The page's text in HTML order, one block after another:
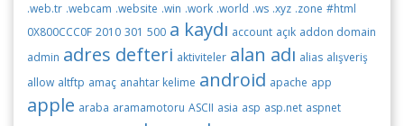
.web.tr .webcam .website .win .work .world .ws .xyz .zone #html
0X800CCC0F 2010 301 500 a kaydı account açık addon domain
admin adres defteri aktiviteler alan adı alias alışveriş
allow altftp amaç anahtar kelime android apache app
apple araba aramamotoru ASCII asia asp asp.net aspnet